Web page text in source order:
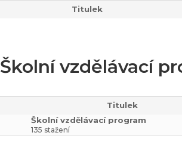
Titulek
Školní vzdělávací
Titulek
Školní vzdělávací program
135 stažení